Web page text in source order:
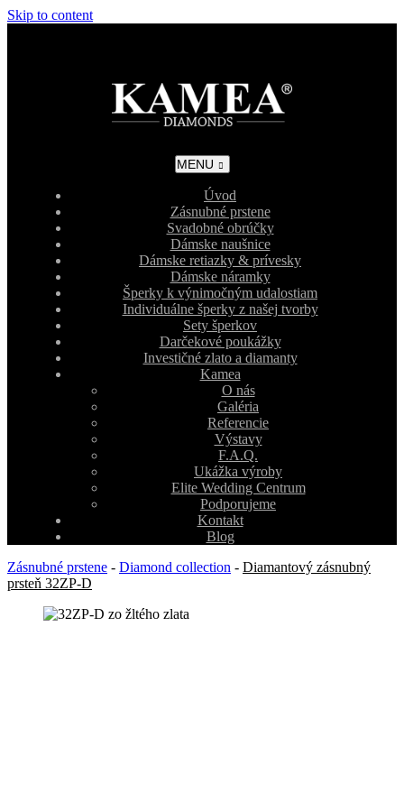
Skip to content
MENU
Úvod
Zásnubné prstene
Svadobné obrúčky
Dámske naušnice
Dámske retiazky & prívesky
Dámske náramky
Šperky k výnimočným udalostiam
Individuálne šperky z našej tvorby
Sety šperkov
Darčekové poukážky
Investičné zlato a diamanty
Kamea
O nás
Galéria
Referencie
Výstavy
F.A.Q.
Ukážka výroby
Elite Wedding Centrum
Podporujeme
Kontakt
Blog
Zásnubné prstene - Diamond collection - Diamantový zásnubný
prsteň 32ZP-D